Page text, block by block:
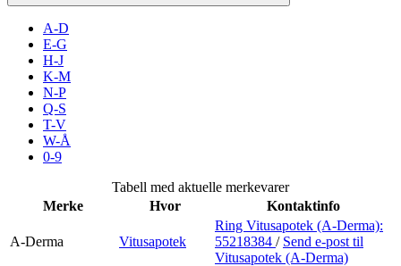
Inspirasjon
Søk
Praktisk informasjon
Ledige stillinger
A-D
E-G
H-J
K-M
N-P
Q-S
T-V
W-Å
0-9
Tabell med aktuelle merkevarer
Merke
Hvor Kontaktinfo
A-Derma Vitusapotek
Ring Vitusapotek (A-Derma):
55218384 / Send e-post til
Vitusapotek (A-Derma)